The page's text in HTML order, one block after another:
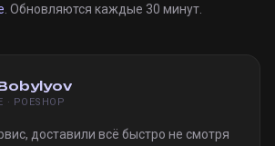
. Обновляются каждые 30 минут.
POESHOP
доставили всё быстро не смотря